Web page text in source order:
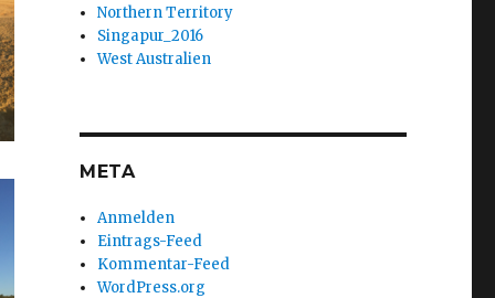
Northern Territory
Singapur_2016
West Australien
META
Anmelden
Eintrags-Feed
Kommentar-Feed
WordPress.org